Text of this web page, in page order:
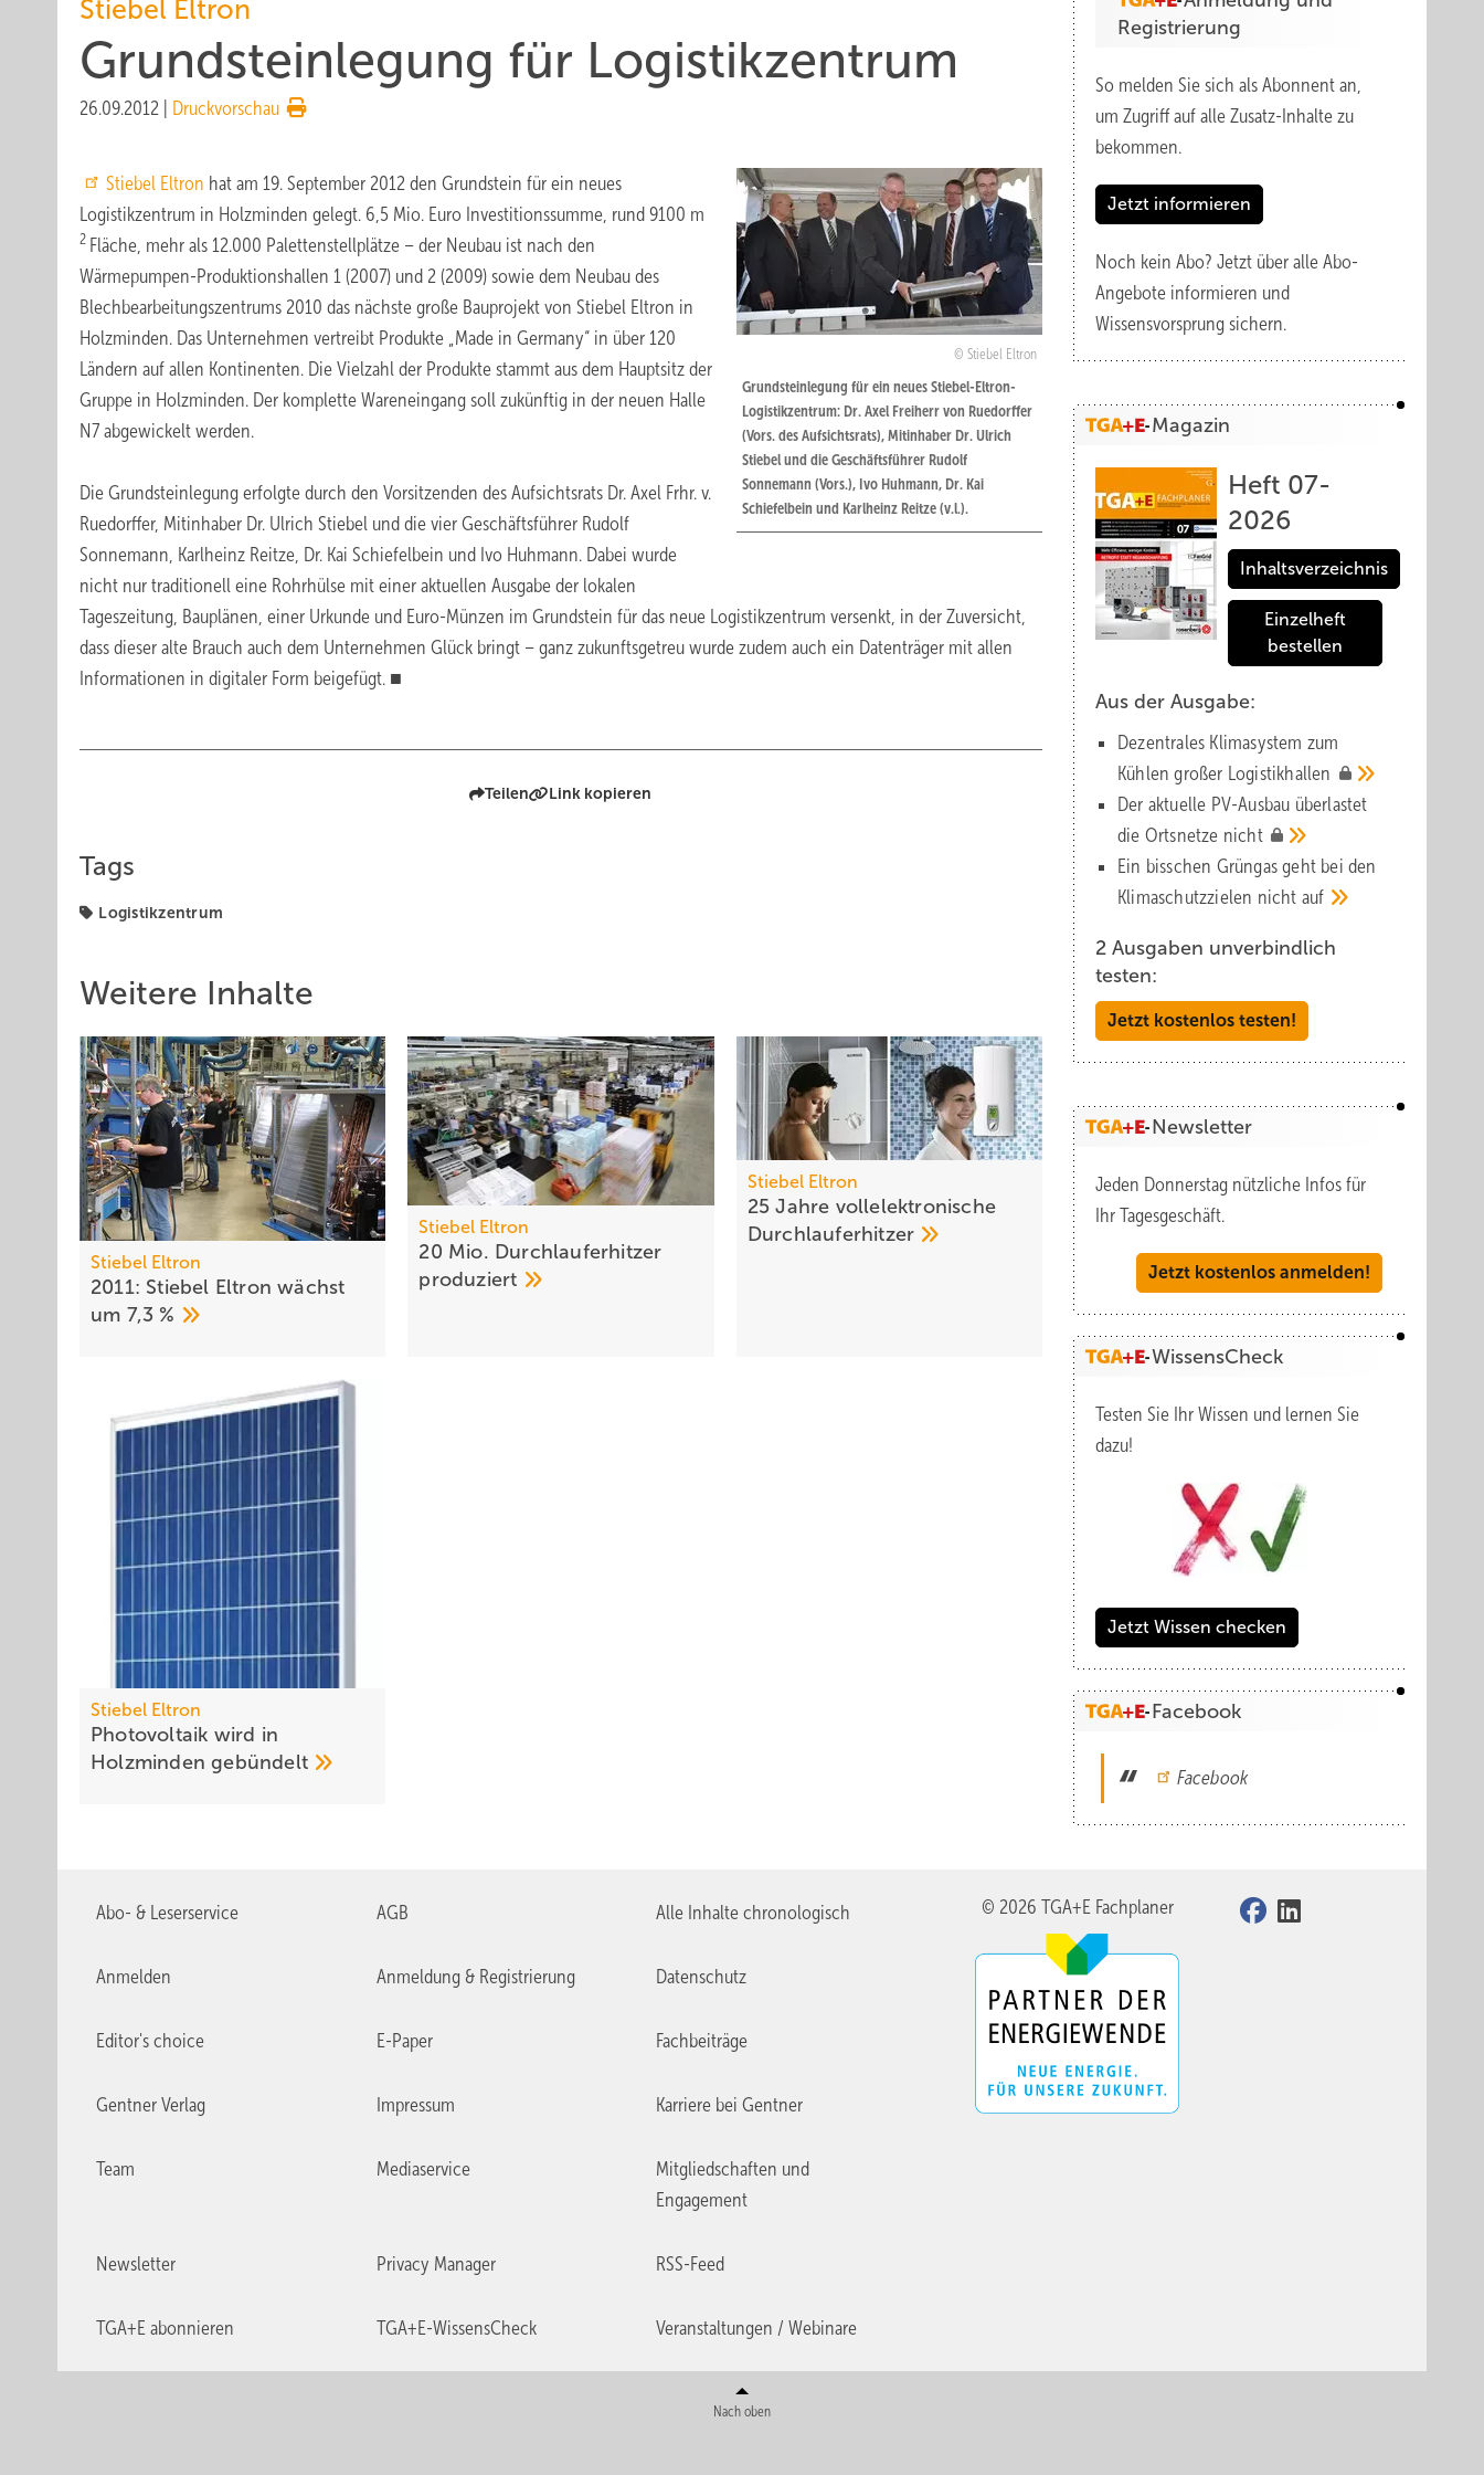
Stiebel Eltron
Grundsteinlegung für Logistikzentrum
26.09.2012 Druckvorschau
Stiebel Eltron
Grundsteinlegung für ein neues Stiebel-Eltron-
Logistikzentrum: Dr. Axel Freiherr von Ruedorffer
(Vors. des Aufsichtsrats), Mitinhaber Dr. Ulrich
Stiebel und die Geschäftsführer Rudolf
Sonnemann (Vors.), Ivo Huhmann, Dr. Kai
Schiefelbein und Karlheinz Reitze (v.l.).
Stiebel Eltron hat am 19. September 2012 den Grundstein für ein neues
Logistikzentrum in Holzminden gelegt. 6,5 Mio. Euro Investitionssumme, rund 9100 m
2 Fläche, mehr als 12.000 Palettenstellplätze – der Neubau ist nach den
Wärmepumpen-Produktionshallen 1 (2007) und 2 (2009) sowie dem Neubau des
Blechbearbeitungszentrums 2010 das nächste große Bauprojekt von Stiebel Eltron in
Holzminden. Das Unternehmen vertreibt Produkte „Made in Germany“ in über 120
Ländern auf allen Kontinenten. Die Vielzahl der Produkte stammt aus dem Hauptsitz der
Gruppe in Holzminden. Der komplette Wareneingang soll zukünftig in der neuen Halle
N7 abgewickelt werden.
Die Grundsteinlegung erfolgte durch den Vorsitzenden des Aufsichtsrats Dr. Axel Frhr. v.
Ruedorffer, Mitinhaber Dr. Ulrich Stiebel und die vier Geschäftsführer Rudolf
Sonnemann, Karlheinz Reitze, Dr. Kai Schiefelbein und Ivo Huhmann. Dabei wurde
nicht nur traditionell eine Rohrhülse mit einer aktuellen Ausgabe der lokalen
Tageszeitung, Bauplänen, einer Urkunde und Euro-Münzen im Grundstein für das neue Logistikzentrum versenkt, in der Zuversicht,
dass dieser alte Brauch auch dem Unternehmen Glück bringt – ganz zukunftsgetreu wurde zudem auch ein Datenträger mit allen
Informationen in digitaler Form beigefügt. ■
Teilen Link kopieren
Tags
Logistikzentrum
Weitere Inhalte
Stiebel Eltron
2011: Stiebel Eltron wächst
um 7,3 %
Stiebel Eltron
20 Mio. Durchlauferhitzer
produziert
Stiebel Eltron
25 Jahre vollelektronische
Durchlauferhitzer
Stiebel Eltron
Photovoltaik wird in
Holzmindengebündelt
Registrierung
So melden Sie sich als Abonnent an,
um Zugriff auf alle Zusatz-Inhalte zu
bekommen.
Jetzt informieren
Noch kein Abo? Jetzt über alle Abo-
Angebote informieren und
Wissensvorsprung sichern.
Magazin
Heft 07-
2026
Inhaltsverzeichnis
Einzelheft
bestellen
Aus der Ausgabe:
Dezentrales Klimasystem zum
Kühlen großer Logistik­hallen
Der aktuelle PV-Ausbau über­lastet
die Orts­netze nicht
Ein bisschen Grüngas geht bei den
Klima­schutz­zielen nicht auf
2 Ausgaben unverbindlich
testen:
Jetzt kostenlos testen!
Newsletter
Jeden Donnerstag nützliche Infos für
Ihr Tagesgeschäft.
Jetzt kostenlos anmelden!
WissensCheck
Testen Sie Ihr Wissen und lernen Sie
dazu!
Jetzt Wissen checken
Facebook
Facebook
Abo- & Leserservice AGB Alle Inhalte chronologisch
Anmelden Anmeldung & Registrierung Datenschutz
Editor's choice E-Paper Fachbeiträge
Gentner Verlag Impressum Karriere bei Gentner
Team Mediaservice
Mitgliedschaften und
Engagement
Newsletter Privacy Manager RSS-Feed
TGA+E abonnieren TGA+E-WissensCheck Veranstaltungen / Webinare
© 2026 TGA+E Fachplaner
Nach oben